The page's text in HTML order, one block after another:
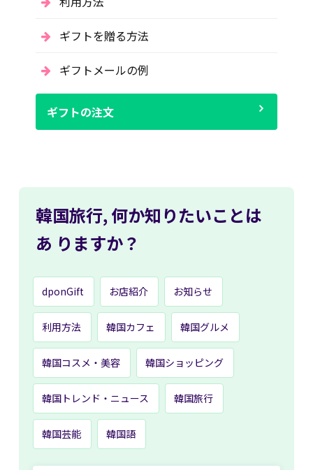
ギフトを贈る方法
ギフトメールの例
ギフトの注文
韓国旅行, 何か知りたいことは
あ りますか？
dponGift お店紹介 お知らせ
利用方法 韓国カフェ 韓国グルメ
韓国コスメ・美容 韓国ショッピング
韓国トレンド・ニュース 韓国旅行
韓国芸能 韓国語